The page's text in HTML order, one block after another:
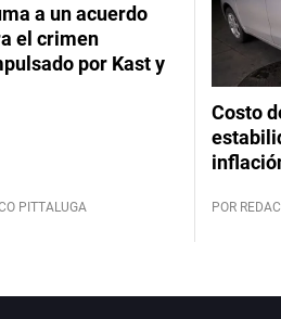
a un acuerdo
el crimen
por Kast y
PITTALUGA
Costo
POR